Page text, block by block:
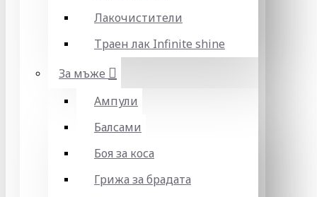
Лакочистители
Траен лак Infinite shine
За мъже
Ампули
Балсами
Боя за коса
Грижа за брадата